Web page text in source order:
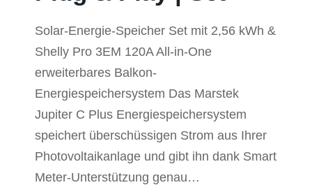
Solar-Energie-Speicher Set mit 2,56 kWh &
Shelly Pro 3EM 120A All-in-One
erweiterbares Balkon-
Energiespeichersystem Das Marstek
Jupiter C Plus Energiespeichersystem
speichert überschüssigen Strom aus Ihrer
Photovoltaikanlage und gibt ihn dank Smart
Meter-Unterstützung genau…